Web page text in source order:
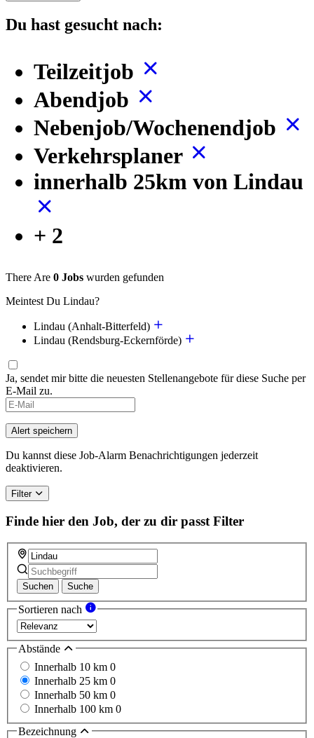
Du hast gesucht nach:
Teilzeitjob
Abendjob
Nebenjob/Wochenendjob
Verkehrsplaner
innerhalb 25km von Lindau
+ 2
There Are 0 Jobs wurden gefunden
Meintest Du Lindau?
Lindau (Anhalt-Bitterfeld)
Lindau (Rendsburg-Eckernförde)
Ja, sendet mir bitte die neuesten Stellenangebote für diese Suche per
E-Mail zu.
If
you
are
a
human,
ignore
field
Alert speichern
Du kannst diese Job-Alarm Benachrichtigungen jederzeit
deaktivieren.
Filter
Finde hier den Job, der zu dir passt Filter
Suchen Suche
Sortieren nach
Abstände
Innerhalb 10 km 0
Innerhalb 25 km 0
Innerhalb 50 km 0
Innerhalb 100 km 0
Bezeichnung